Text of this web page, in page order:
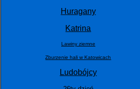
Huragany
Katrina
Lawiny ziemne
Zburzenie hali w Katowicach
Ludobójcy